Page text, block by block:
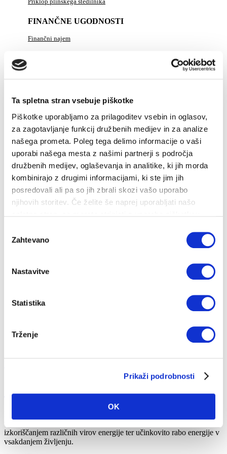
Ta spletna stran vsebuje piškotke
Piškotke uporabljamo za prilagoditev vsebin in oglasov,
za zagotavljanje funkcij družbenih medijev in za analize
našega prometa. Poleg tega delimo informacije o vaši
uporabi našega mesta z našimi partnerji s področja
družbenih medijev, oglaševanja in analitike, ki jih morda
kombinirajo z drugimi informacijami, ki ste jim jih
posredovali ali pa so jih zbrali skozi vašo uporabo
njihovih storitev. Če želite še naprej uporabljati našo
soglasja
Zahtevano
Nastavitve
Statistika
Trženje
Prikaži podrobnosti
OK
FINANČNE UGODNOSTI
Finančni najem
INŽENIRING IN GEODETSKE STORITVE
Izdelava tehnične in projektne dokumentacije
Nadzor nad izvajanjem del
Geodetske storitve
Brezpilotni zrakoplovi
ENERGETIKA V DRUŽBI
DELA NA OMREŽJU
PRIJAVA NA OBVEŠČANJE
Svetovalec
vprašanja naših uporabnikov
izkoriščanjem različnih virov energije ter učinkovito rabo energije v
vsakdanjem življenju.